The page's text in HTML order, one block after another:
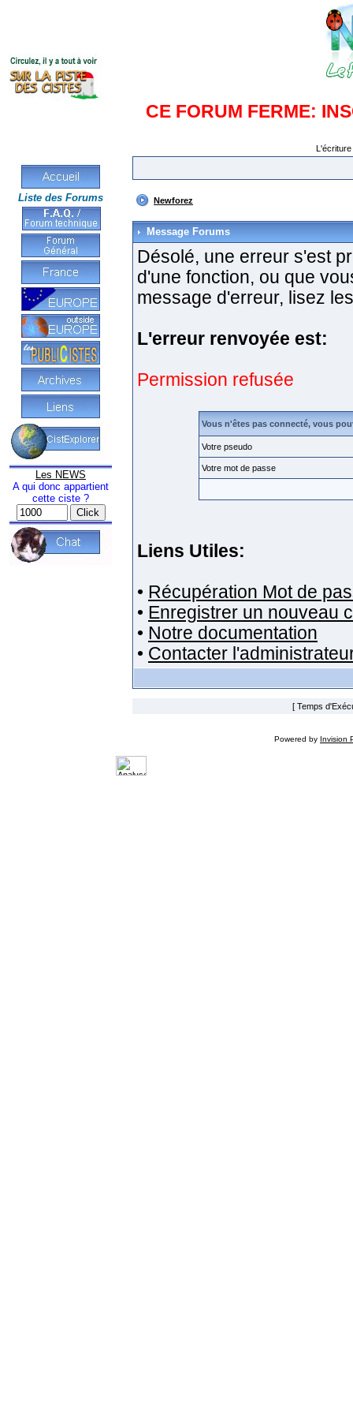
CE FORUM FERME:
Liste des Forums
Les NEWS
A qui donc appartient
cette ciste ?
Newforez
Message Forums
Désolé, une erreur s'est
d'une fonction, ou que
message d'erreur, lisez
L'erreur renvoyée est:
Permission refusée
Vous n'êtes pas connecté, vous
Votre pseudo
Votre mot de passe
Liens Utiles:
• Récupération Mot de
• Enregistrer un nouveau
• Notre documentation
• Contacter
[ Temps
Powered by Invision